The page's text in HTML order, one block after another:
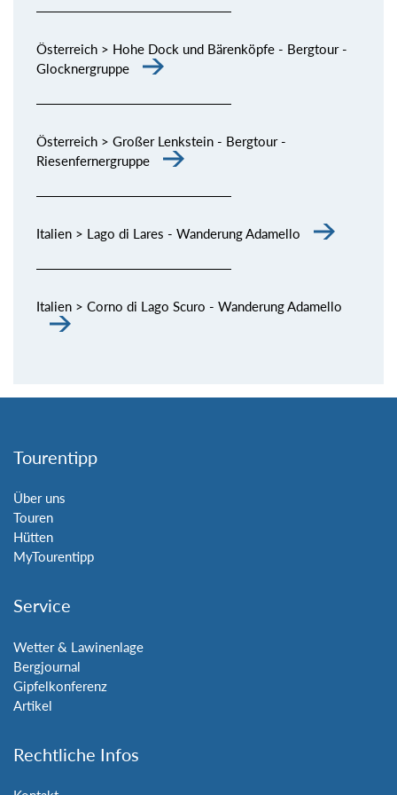
Österreich > Hohe Dock und Bärenköpfe - Bergtour -
Glocknergruppe
Österreich > Großer Lenkstein - Bergtour -
Riesenfernergruppe
Italien > Lago di Lares - Wanderung Adamello
Italien > Corno di Lago Scuro - Wanderung Adamello
Tourentipp
Über uns
Touren
Hütten
MyTourentipp
Service
Wetter & Lawinenlage
Bergjournal
Gipfelkonferenz
Artikel
Rechtliche Infos